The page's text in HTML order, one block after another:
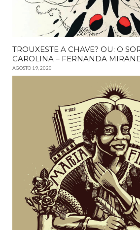
TROUXESTE A CHAVE? OU: O
CAROLINA – FERNANDA
AGOSTO 19, 2020